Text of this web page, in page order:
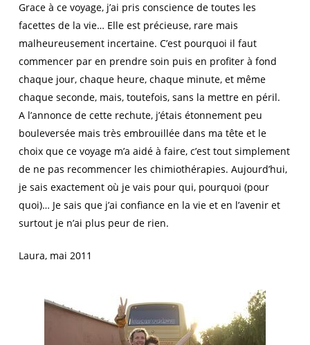
Grace à ce voyage, j’ai pris conscience de toutes les
facettes de la vie… Elle est précieuse, rare mais
malheureusement incertaine. C’est pourquoi il faut
commencer par en prendre soin puis en profiter à fond
chaque jour, chaque heure, chaque minute, et même
chaque seconde, mais, toutefois, sans la mettre en péril.
A l’annonce de cette rechute, j’étais étonnement peu
bouleversée mais très embrouillée dans ma tête et le
choix que ce voyage m’a aidé à faire, c’est tout simplement
de ne pas recommencer les chimiothérapies. Aujourd’hui,
je sais exactement où je vais pour qui, pourquoi (pour
quoi)… Je sais que j’ai confiance en la vie et en l’avenir et
surtout je n’ai plus peur de rien.
Laura, mai 2011